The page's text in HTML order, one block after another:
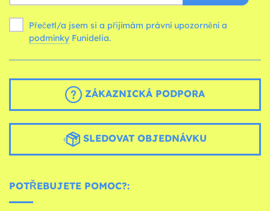
Přečetl/a jsem si a přijímám právní upozornění a
podmínky Funidelia.
ZÁKAZNICKÁ PODPORA
SLEDOVAT OBJEDNÁVKU
POTŘEBUJETE POMOC?: